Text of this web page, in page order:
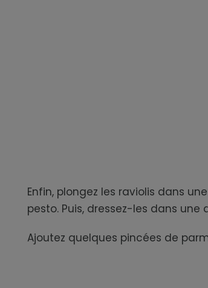
Enfin, plongez les raviolis dans
pesto. Puis, dressez-les dans une
Ajoutez quelques pincées de